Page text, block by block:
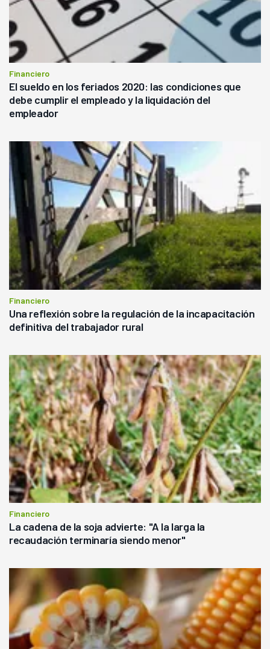
Financiero
El sueldo en los feriados 2020: las condiciones que
debe cumplir el empleado y la liquidación del
empleador
Financiero
Una reflexión sobre la regulación de la incapacitación
definitiva del trabajador rural
Financiero
La cadena de la soja advierte: "A la larga la
recaudación terminaría siendo menor"